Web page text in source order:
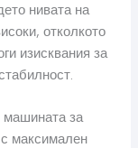
нивата на
отколкото
изисквания за
машината за
максимален